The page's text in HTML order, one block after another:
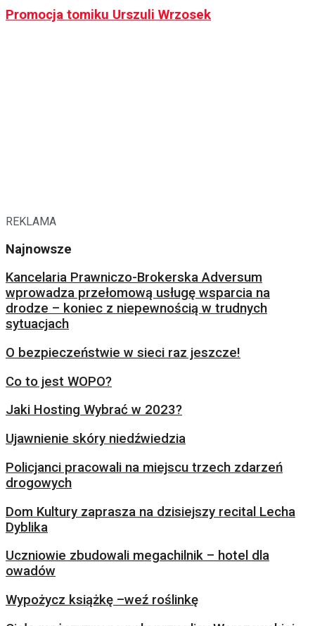
Promocja tomiku Urszuli Wrzosek
REKLAMA
Najnowsze
Kancelaria Prawniczo-Brokerska Adversum
wprowadza przełomową usługę wsparcia na
drodze – koniec z niepewnością w trudnych
sytuacjach
O bezpieczeństwie w sieci raz jeszcze!
Co to jest WOPO?
Jaki Hosting Wybrać w 2023?
Ujawnienie skóry niedźwiedzia
Policjanci pracowali na miejscu trzech zdarzeń
drogowych
Dom Kultury zaprasza na dzisiejszy recital Lecha
Dyblika
Uczniowie zbudowali megachilnik – hotel dla
owadów
Wypożycz książkę –weź roślinkę